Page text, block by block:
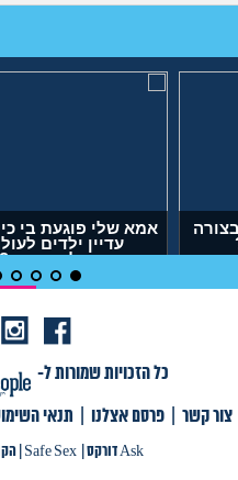
אמא שלי פוגעת בי
עדיין ילדים
להתמודד?
(אנונימית, בת 29)
כל הזכויות שמורות ל-
|פרסם אצלנו|תנאי שימוש|פרטיות צור קשר פרסם אצלנו תנאי
Ask דורקס Safe Sex